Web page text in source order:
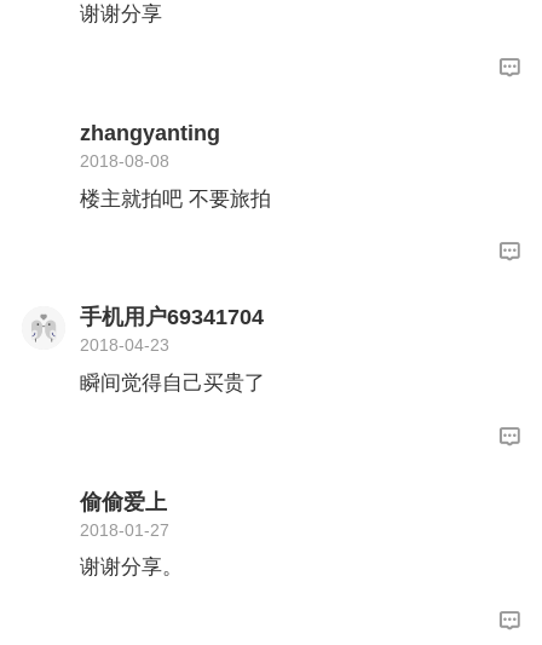
谢谢分享
zhangyanting
2018-08-08
楼主就拍吧 不要旅拍
手机用户69341704
2018-04-23
瞬间觉得自己买贵了
偷偷爱上
2018-01-27
谢谢分享。